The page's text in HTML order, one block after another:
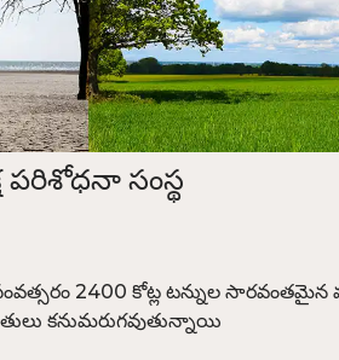
పరిశోధనా సంస్థ
2400 కోట్ల టన్నుల సారవంతమైన
కనుమరుగవుతున్నాయి